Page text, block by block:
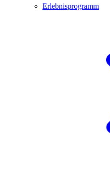
Erlebnisprogramm